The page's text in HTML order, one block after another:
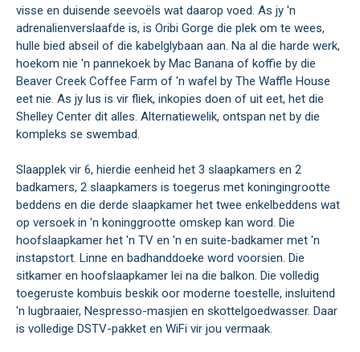
visse en duisende seevoëls wat daarop voed. As jy 'n
adrenalienverslaafde is, is Oribi Gorge die plek om te wees,
hulle bied abseil of die kabelglybaan aan. Na al die harde werk,
hoekom nie 'n pannekoek by Mac Banana of koffie by die
Beaver Creek Coffee Farm of 'n wafel by The Waffle House
eet nie. As jy lus is vir fliek, inkopies doen of uit eet, het die
Shelley Center dit alles. Alternatiewelik, ontspan net by die
kompleks se swembad.
Slaapplek vir 6, hierdie eenheid het 3 slaapkamers en 2
badkamers, 2 slaapkamers is toegerus met koningingrootte
beddens en die derde slaapkamer het twee enkelbeddens wat
op versoek in 'n koninggrootte omskep kan word. Die
hoofslaapkamer het 'n TV en 'n en suite-badkamer met 'n
instapstort. Linne en badhanddoeke word voorsien. Die
sitkamer en hoofslaapkamer lei na die balkon. Die volledig
toegeruste kombuis beskik oor moderne toestelle, insluitend
'n lugbraaier, Nespresso-masjien en skottelgoedwasser. Daar
is volledige DSTV-pakket en WiFi vir jou vermaak.